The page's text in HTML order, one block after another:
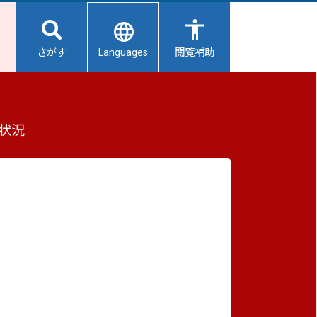
さがす Languages 閲覧補助
況